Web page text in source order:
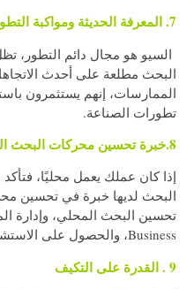
7. المعرفة الحديثة ومواكبة التطور
السيو هو مجال دائم
البحث مطلعة على أحدث
الممارسات، إنهم يستثمرون
تطورات الصناعة.
8.خبرة تحسين محركات البحث المحلية
إذا كان عملك يعمل محليًا،
البحث لديها خبرة في تحسين
Business، والحصول على الاستشهادات المحلية.
9 . القدرة على التكيف